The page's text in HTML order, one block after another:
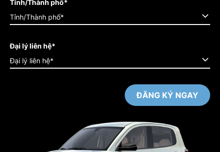
Tỉnh/Thành phố*
Tỉnh/Thành phố*
Đại lý liên hệ*
Đại lý liên hệ*
ĐĂNG KÝ NGAY